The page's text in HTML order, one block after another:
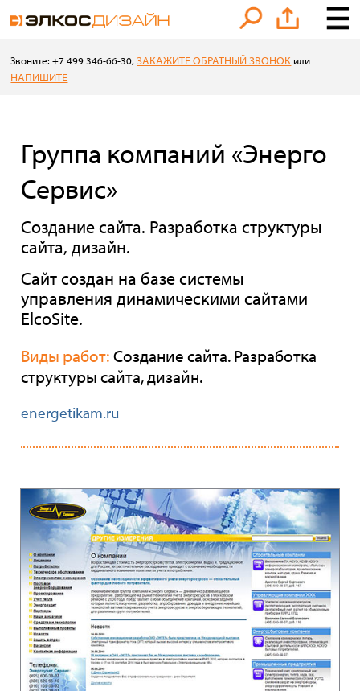
Звоните: +7 499 346-66-30,ЗАКАЖИТЕ ОБРАТНЫЙ ЗВОНОК или
НАПИШИТЕ
Группа компаний «Энерго
Сервис»
Создание сайта. Разработка структуры
сайта, дизайн.
Сайт создан на базе системы
управления динамическими сайтами
ElcoSite.
Виды работ:Создание сайта. Разработка
структуры сайта, дизайн.
energetikam.ru